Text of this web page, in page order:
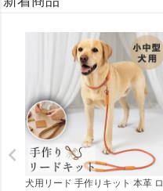
犬用リード 手作りキット 本革 ロ